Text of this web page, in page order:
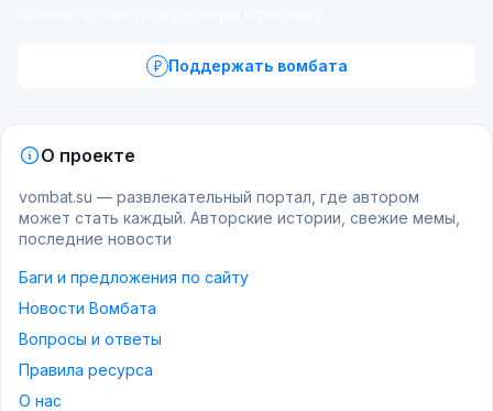
Поддержать вомбата
О проекте
vombat.su — развлекательный портал, где автором
может стать каждый. Авторские истории, свежие мемы,
последние новости
Баги и предложения по сайту
Новости Вомбата
Вопросы и ответы
Правила ресурса
О нас